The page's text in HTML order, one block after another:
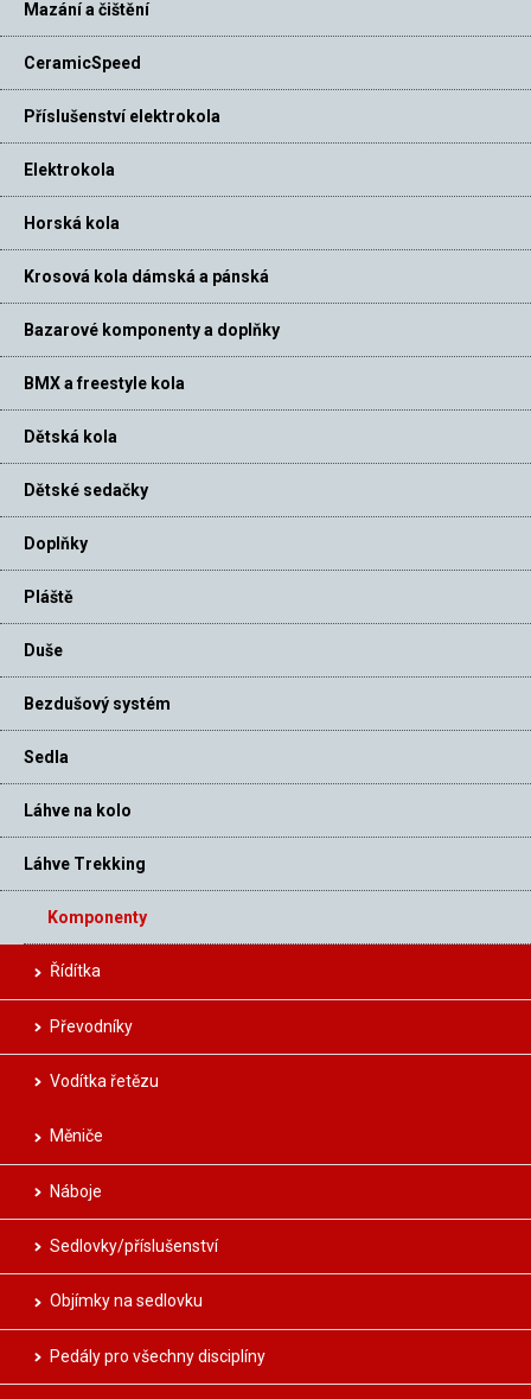
Mazání a čištění
CeramicSpeed
Příslušenství elektrokola
Elektrokola
Horská kola
Krosová kola dámská a pánská
Bazarové komponenty a doplňky
BMX a freestyle kola
Dětská kola
Dětské sedačky
Doplňky
Pláště
Duše
Bezdušový systém
Sedla
Láhve na kolo
Láhve Trekking
Komponenty
Řídítka
Převodníky
Vodítka řetězu
Měniče
Náboje
Sedlovky/příslušenství
Objímky na sedlovku
Pedály pro všechny disciplíny